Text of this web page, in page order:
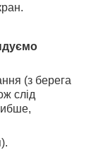
(з берега
слід